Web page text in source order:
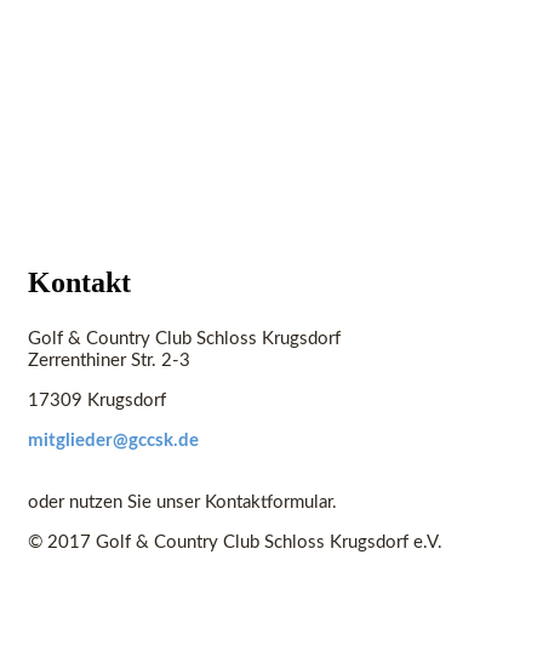
Kontakt
Golf & Country Club Schloss Krugsdorf
Zerrenthiner Str. 2-3
17309 Krugsdorf
mitglieder@gccsk.de
oder nutzen Sie unser Kontaktformular.
© 2017 Golf & Country Club Schloss Krugsdorf e.V.